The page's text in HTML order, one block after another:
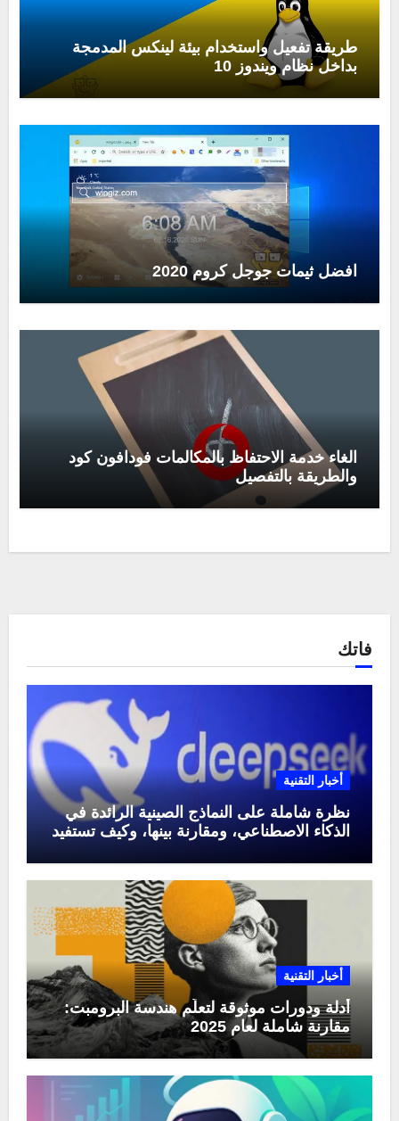
طريقة تفعيل واستخدام بيئة لينكس المدمجة
بداخل نظام ويندوز 10
افضل ثيمات جوجل كروم 2020
الغاء خدمة الاحتفاظ بالمكالمات فودافون كود
والطريقة بالتفصيل
فاتك
أخبار التقنية
نظرة شاملة على النماذج الصينية الرائدة في
الذكاء الاصطناعي، ومقارنة بينها، وكيف تستفيد
أخبار التقنية
أدلة ودورات موثوقة لتعلّم هندسة البرومبت:
مقارنة شاملة لعام 2025